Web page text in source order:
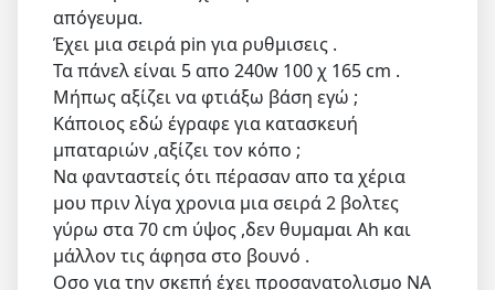
απόγευμα.
Έχει μια σειρά pin για ρυθμισεις .
Τα πάνελ είναι 5 απο 240w 100 χ 165 cm .
Μήπως αξίζει να φτιάξω βάση εγώ ;
Κάποιος εδώ έγραφε για κατασκευή
μπαταριών ,αξίζει τον κόπο ;
Να φανταστείς ότι πέρασαν απο τα χέρια
μου πριν λίγα χρονια μια σειρά 2 βολτες
γύρω στα 70 cm ύψος ,δεν θυμαμαι Ah και
μάλλον τις άφησα στο βουνό .
Οσο για την σκεπή έχει προσανατολισμο ΝΑ